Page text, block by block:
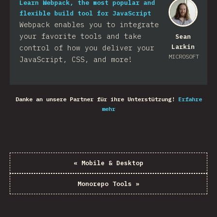
Sean
Larkin
MICROSOFT
Learn Webpack, the most popular and
flexible build tool for JavaScript
Webpack enables you to integrate
your favorite tools and take
control of how you deliver your
JavaScript, CSS, and more!​
Danke an unsere Partner für ihre Unterstützung!
Erfahre
mehr
« Mobile & Desktop
Monorepo Tools »